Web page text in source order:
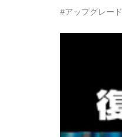
#アップグレード